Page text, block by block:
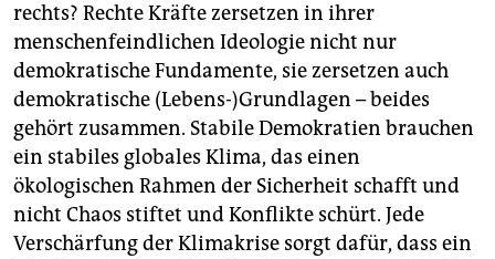
rechts? Rechte Kräfte zersetzen in ihrer
menschenfeindlichen Ideologie nicht nur
demokratische Fundamente, sie zersetzen auch
demokratische (Lebens-)Grundlagen – beides
gehört zusammen. Stabile Demokratien brauchen
ein stabiles globales Klima, das einen
ökologischen Rahmen der Sicherheit schafft und
nicht Chaos stiftet und Konflikte schürt. Jede
Verschärfung der Klima­krise sorgt dafür, dass ein